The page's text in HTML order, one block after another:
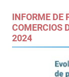
INFORME DE
COMERCIOS
2024